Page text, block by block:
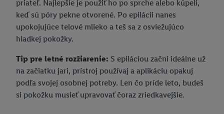
priateľ. Najlepšie je použiť ho po sprche alebo kúpeli,
keď sú póry pekne otvorené. Po epilácii nanes
upokojujúce telové mlieko a teš sa z osviežujúco
hladkej pokožky.
Tip pre letné rozžiarenie: S epiláciou začni ideálne už
na začiatku jari, prístroj používaj a aplikáciu opakuj
podľa svojej osobnej potreby. Len čo príde leto, budeš
si pokožku musieť upravovať čoraz zriedkavejšie.